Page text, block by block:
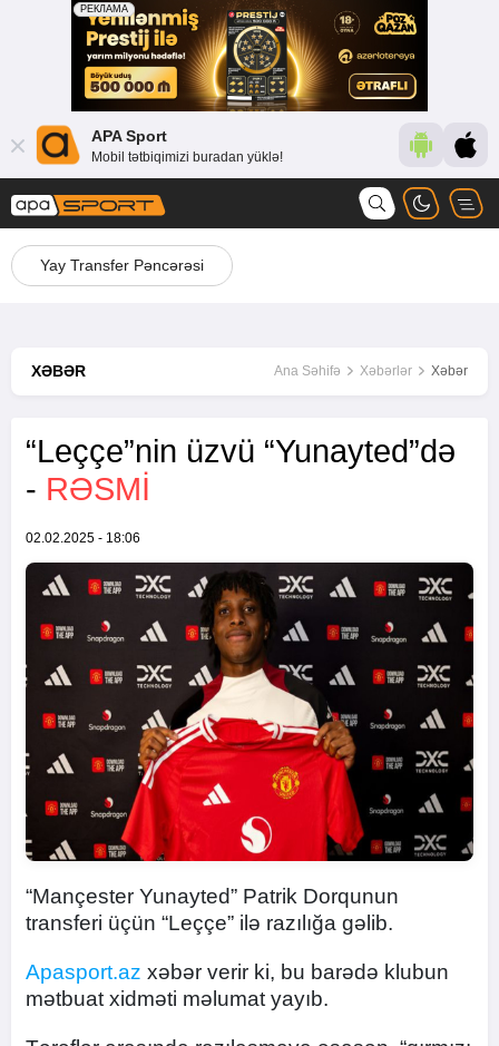
APA Sport
Mobil tətbiqimizi buradan yüklə!
Yay Transfer Pəncərəsi
XƏBƏR Ana Səhifə Xəbərlər Xəbər
“Leççe”nin üzvü “Yunayted”də
- RƏSMI
02.02.2025 - 18:06
“Mançester Yunayted” Patrik Dorqunun
transferi üçün “Leççe” ilə razılığa gəlib.
Apasport.az xəbər verir ki, bu barədə klubun
mətbuat xidməti məlumat yayıb.